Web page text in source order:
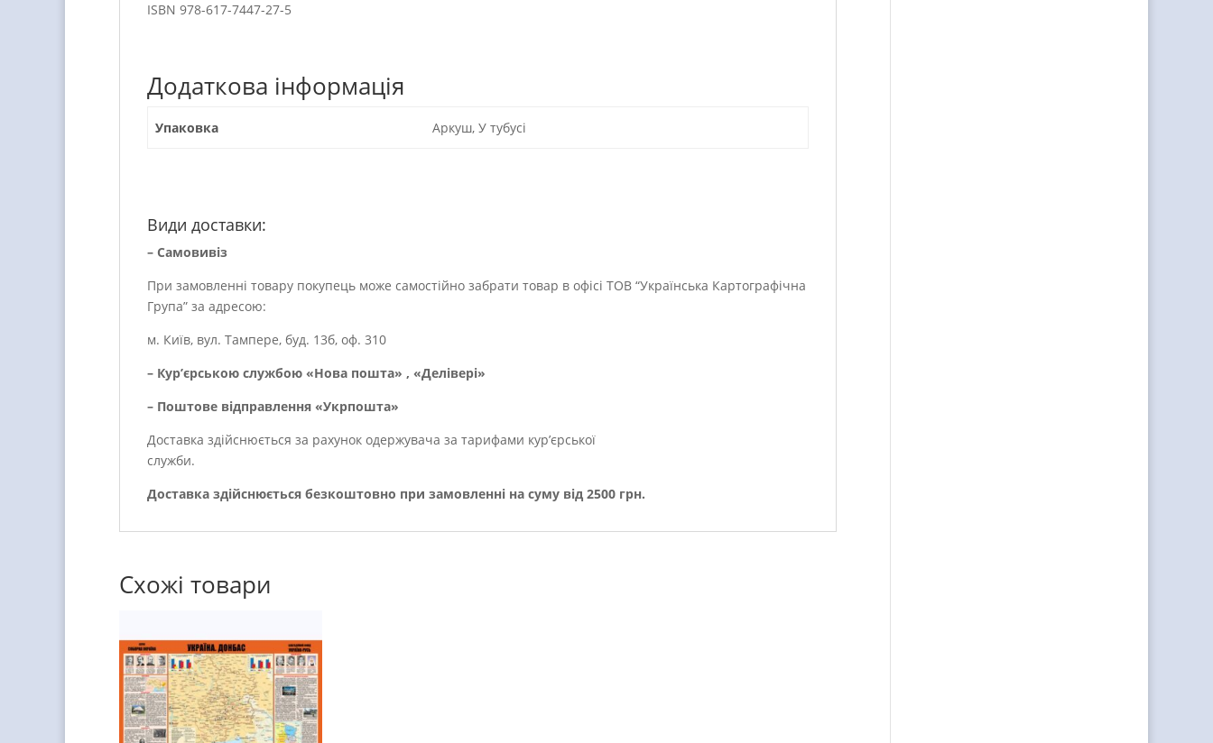
ISBN 978-617-7447-27-5
Додаткова інформація
Упаковка Аркуш, У тубусі
Види доставки:
– Самовивіз
При замовленні товару покупець може самостійно забрати товар в офісі ТОВ “Українська Картографічна
Група” за адресою:
м. Київ, вул. Тампере, буд. 13б, оф. 310
– Кур’єрською службою «Нова пошта» , «Делівері»
– Поштове відправлення «Укрпошта»
Доставка здійснюється за рахунок одержувача за тарифами кур’єрської
служби.
Доставка здійснюється безкоштовно при замовленні на суму від 2500 грн.
Схожі товари